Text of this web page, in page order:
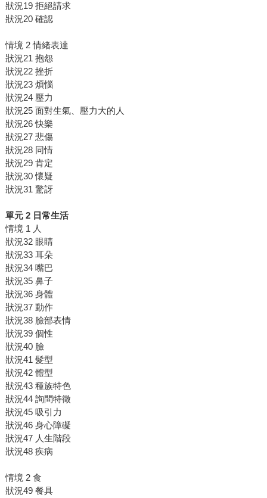
狀況19 拒絕請求
狀況20 確認
情境 2 情緒表達
狀況21 抱怨
狀況22 挫折
狀況23 煩惱
狀況24 壓力
狀況25 面對生氣、壓力大的人
狀況26 快樂
狀況27 悲傷
狀況28 同情
狀況29 肯定
狀況30 懷疑
狀況31 驚訝
單元 2 日常生活
情境 1 人
狀況32 眼睛
狀況33 耳朵
狀況34 嘴巴
狀況35 鼻子
狀況36 身體
狀況37 動作
狀況38 臉部表情
狀況39 個性
狀況40 臉
狀況41 髮型
狀況42 體型
狀況43 種族特色
狀況44 詢問特徵
狀況45 吸引力
狀況46 身心障礙
狀況47 人生階段
狀況48 疾病
情境 2 食
狀況49 餐具